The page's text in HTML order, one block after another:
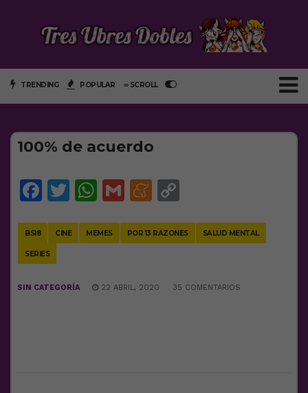
TRENDING POPULAR ∞ SCROLL
100% de acuerdo
Facebook
Twitter
WhatsApp
GmailMeneame
BS18 CINE MEMES POR 13 RAZONES SALUD MENTAL
SERIES
SIN CATEGORÍA 22 ABRIL, 2020 35 COMENTARIOS